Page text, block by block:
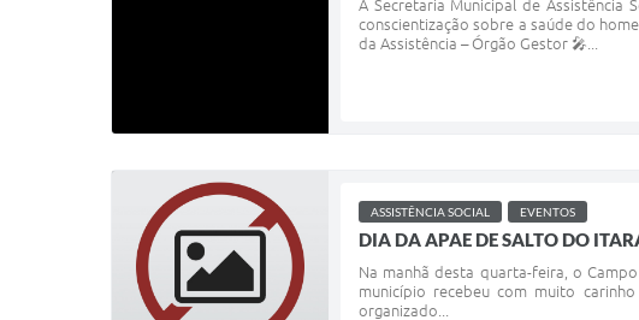
A Secretaria Municipal de Assistência
conscientização sobre a saúde do
da Assistência – Órgão Gestor 🎤...
ASSISTÊNCIA SOCIAL EVENTOS
DIA DA APAE DE SALTO DO
Na manhã desta quarta-feira, o
município recebeu com muito
organizado...